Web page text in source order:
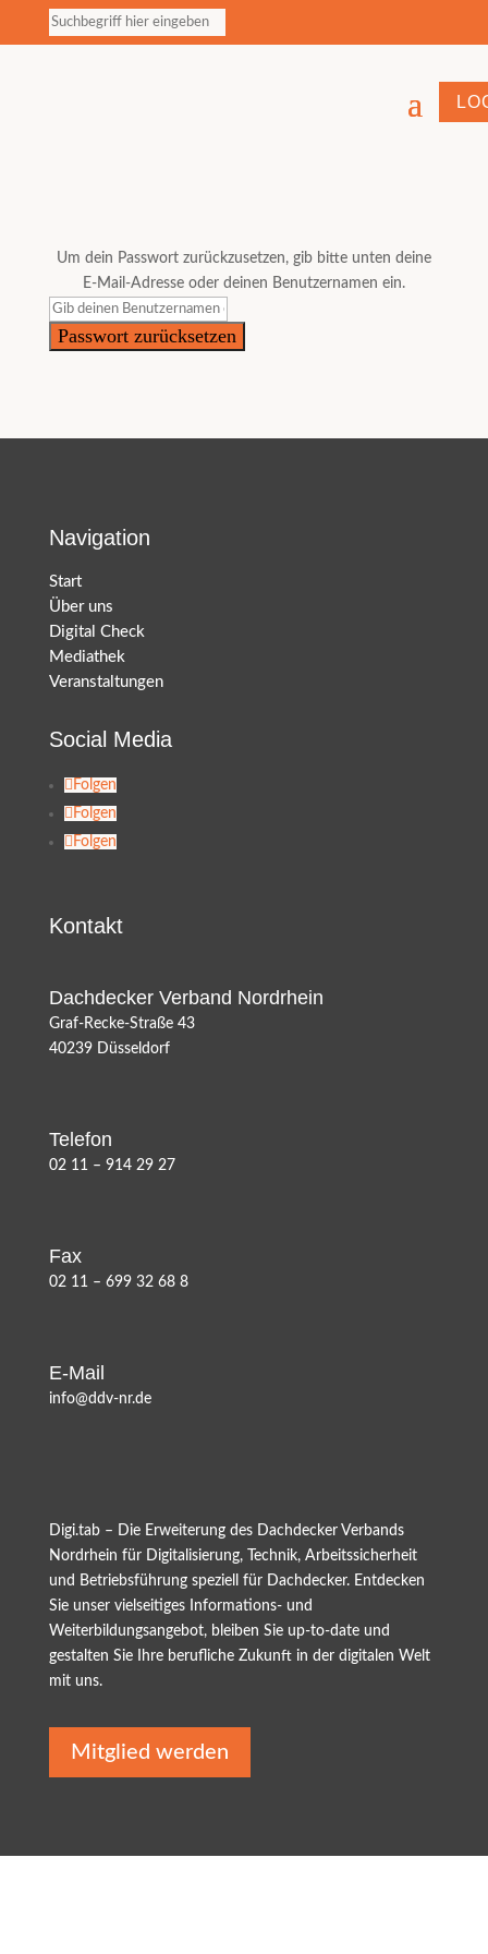
Um dein Passwort zurückzusetzen, gib bitte unten deine
E-Mail-Adresse oder deinen Benutzernamen ein.
Navigation
Start
Über uns
Digital Check
Mediathek
Veranstaltungen
Social Media
Folgen
Folgen
Folgen
Kontakt
Dachdecker Verband Nordrhein
Graf-Recke-Straße 43
40239 Düsseldorf
Telefon
02 11 – 914 29 27
Fax
02 11 – 699 32 68 8
E-Mail
info@ddv-nr.de
Digi.tab – Die Erweiterung des Dachdecker Verbands
Nordrhein für Digitalisierung, Technik, Arbeitssicherheit
und Betriebsführung speziell für Dachdecker. Entdecken
Sie unser vielseitiges Informations- und
Weiterbildungsangebot, bleiben Sie up-to-date und
gestalten Sie Ihre berufliche Zukunft in der digitalen Welt
mit uns.
Mitglied werden